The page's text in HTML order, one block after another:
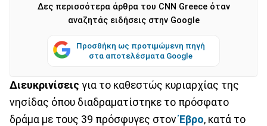
Δες περισσότερα άρθρα του CNN Greece όταν
αναζητάς ειδήσεις στην Google
Προσθήκη ως προτιμώμενη πηγή
στα αποτελέσματα Google
Διευκρινίσεις για το καθεστώς κυριαρχίας της
νησίδας όπου διαδραματίστηκε το πρόσφατο
δράμα με τους 39 πρόσφυγες στονΈβρο, κατά το